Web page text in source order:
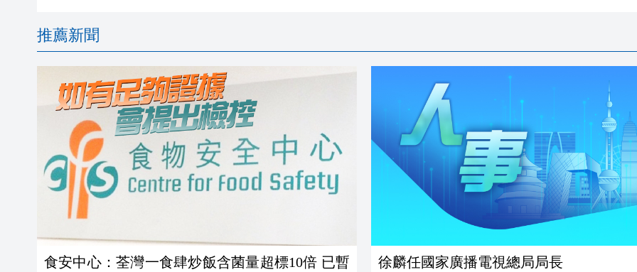
推薦新聞
食安中心：荃灣一食肆炒飯含菌量超標10倍 已暫
徐麟任國家廣播電視總局局長